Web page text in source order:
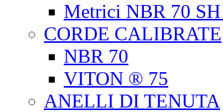
Metrici NBR 70
CORDE CALIBRATE
NBR 70
VITON ® 75
ANELLI DI TENUTA